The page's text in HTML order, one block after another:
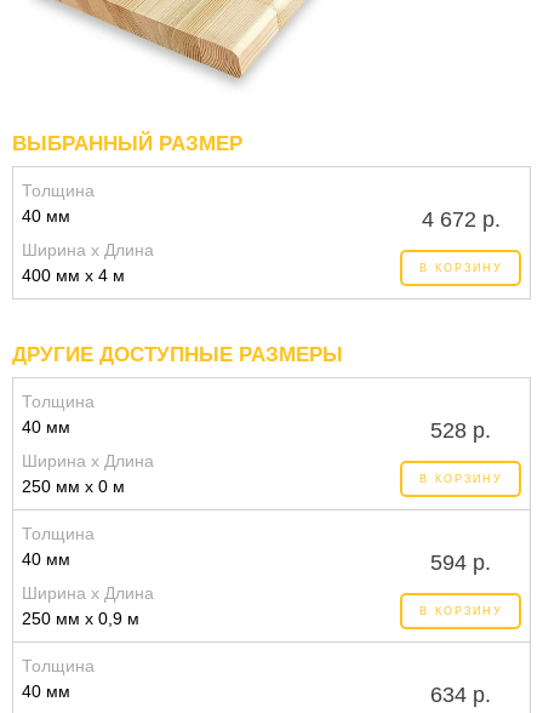
ВЫБРАННЫЙ РАЗМЕР
Толщина
40 мм
Ширина x Длина
400 мм x 4 м
4 672 р.
В КОРЗИНУ
ДРУГИЕ ДОСТУПНЫЕ РАЗМЕРЫ
Толщина
40 мм
Ширина x Длина
250 мм x 0 м
528 р.
В КОРЗИНУ
Толщина
40 мм
Ширина x Длина
250 мм x 0,9 м
594 р.
В КОРЗИНУ
Толщина
40 мм
634 р.